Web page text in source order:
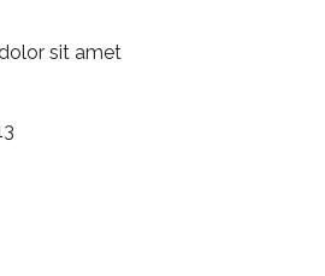
sit amet